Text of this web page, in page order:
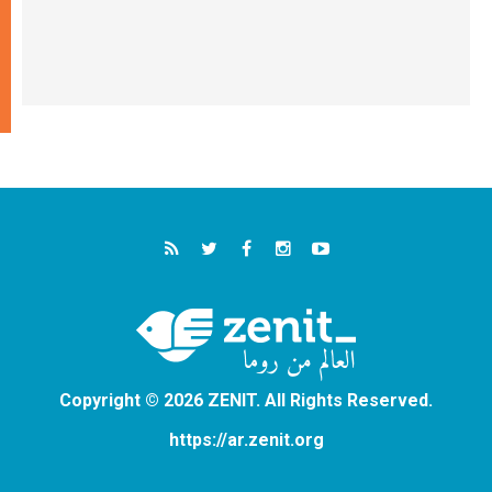
Copyright © 2026 ZENIT. All Rights Reserved.
https://ar.zenit.org